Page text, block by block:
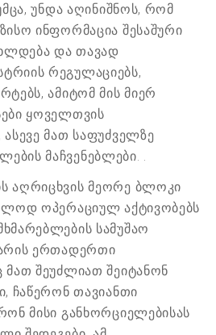
უნდა აღინიშნოს, რომ
ინფორმაცია შესაშური
და თავად
რეგულაციებს,
ამიტომ მის მიერ
ყოველთვის
მათ საფუძველზე
მაჩვენებლები. .
აღრიცხვის მეორე ბლოკი
ოპერაციულ აქტივობებს
სამუშაო
ერთადერთი
შეუძლიათ შეიტანონ
ჩაწერონ თავიანთი
მისი განხორციელებისას